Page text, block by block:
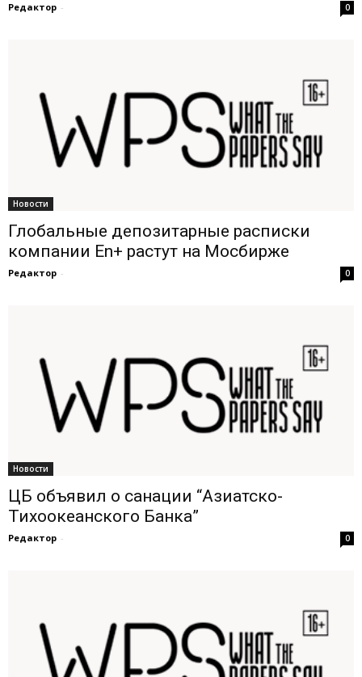
Редактор - 0
Новости
Глобальные депозитарные расписки
компании En+ растут на Мосбирже
Редактор - 0
Новости
ЦБ объявил о санации “Азиатско-
Тихоокеанского Банка”
Редактор - 0